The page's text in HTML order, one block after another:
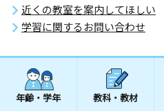
近くの教室を案内してほしい
学習に関するお問い合わせ
年齢・学年 教科・教材